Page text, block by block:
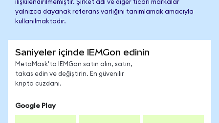
ilişkilendirilmemiştir. Şirket adı ve diğer ticari markalar
yalnızca dayanak referans varlığını tanımlamak amacıyla
kullanılmaktadır.
Saniyeler içinde IEMGon edinin
MetaMask'ta IEMGon satın alın, satın,
takas edin ve değiştirin. En güvenilir
kripto cüzdanı.
Google Play